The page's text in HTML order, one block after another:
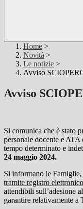
Home >
Novità >
Le notizie >
Avviso
Avviso
Si comunica che è stato
personale docente e
tempo determinato e
24 maggio 2024.
Si informano le Famiglie,
tramite registro elettronico
attendibili sull’adesione
garantire relativamente